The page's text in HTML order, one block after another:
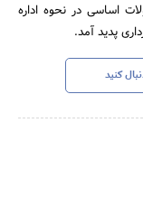
اساسی‌ در نحوه‌ اداره‌
پدید آمد.
کنید